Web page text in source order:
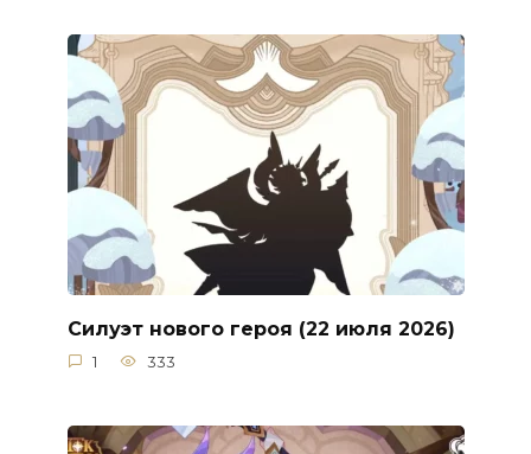
Силуэт нового героя (22 июля 2026)
1 333